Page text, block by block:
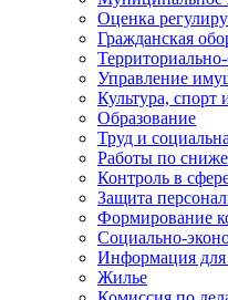
Оценка
Гражданская
Управление
Культура, спорт
Образование
Труд и
Работы по
Контроль в
Защита
Формирование
Социально-
Информация
Жилье